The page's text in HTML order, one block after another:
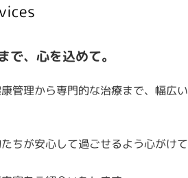
で、心を込めて。
管理から専門的な治療まで、幅広い
ちが安心して過ごせるよう心がけて